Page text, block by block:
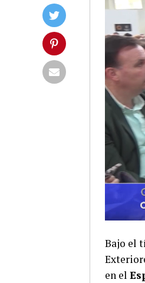
Bajo el
en el